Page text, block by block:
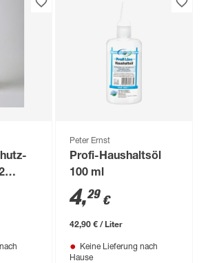
Peter Ernst
Profi-Haushaltsöl
100 ml
4,29 €
42,90 € / Liter
Keine Lieferung nach
Hause